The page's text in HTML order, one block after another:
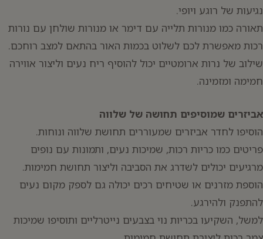
נגיעות של רוגע ויופי.
תאורה כמו מנורות תלייה עם דימר או מנורות שולחן עם נורות
רכות מאפשרת לכם לשלוט בכמות האור בהתאם למצב רוחכם.
שילוב של נרות ארומטיים יכול להוסיף ריח נעים וליצור אווירה
חמימה ומזמינה.
אביזרים שמוסיפים תחושה של שלווה
הוסיפו לחדר אביזרים שמעוררים תחושת שלווה ונוחות.
פריטים כמו כריות רכות, שמיכות נעים, ותמונות עם נופים
מרגיעים יכולים לשדרג את הסביבה וליצור תחושת חמימות.
הוספת מזרנים או שטיחים רכים יכולה גם לספק מקום נעים
להתפנק ולהירגע.
למשל, השקיעו בכריות נוי בצבעים נייטרליים ותוסיפו שמיכות